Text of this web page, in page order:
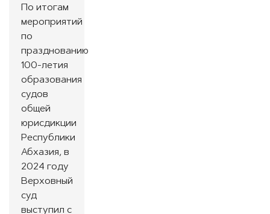
По итогам
мероприятий
по
празднованию
100-летия
образования
судов
общей
юрисдикции
Республики
Абхазия, в
2024 году
Верховный
суд
выступил с